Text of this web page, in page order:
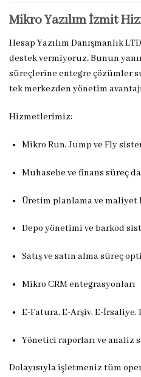
Mikro Yazılım İzmit
Hesap Yazılım Danışmanlık
destek vermiyoruz. Bunun
süreçlerine entegre çözümler
tek merkezden yönetim
Hizmetlerimiz:
Mikro Run, Jump ve Fly
Muhasebe ve finans süreç
Üretim planlama ve
Depo yönetimi ve barkod
Satış ve satın alma süreç
Mikro CRM entegrasyonları
E-Fatura, E-Arşiv, E-
Yönetici raporları ve analiz
Dolayısıyla işletmeniz tüm